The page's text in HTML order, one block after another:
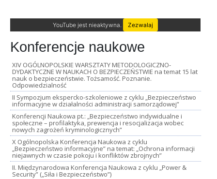
YouTube jest nieaktywna. Zezwalaj
Konferencje naukowe
XIV OGÓLNOPOLSKIE WARSZTATY METODOLOGICZNO-
DYDAKTYCZNE W NAUKACH O BEZPIECZEŃSTWIE na temat 15 lat
nauk o bezpieczeństwie. Tożsamość. Poznanie.
Odpowiedzialność
II Sympozjum ekspercko-szkoleniowe z cyklu „Bezpieczeństwo
informacyjne w działalności administracji samorządowej”
Konferencji Naukowa pt.: „Bezpieczeństwo indywidualne i
społeczne – profilaktyka, prewencja i resocjalizacja wobec
nowych zagrożeń kryminologicznych”
X Ogólnopolska Konferencja Naukowa z cyklu
„Bezpieczeństwo informacyjne” na temat: „Ochrona informacji
niejawnych w czasie pokoju i konfliktów zbrojnych”
II. Międzynarodowa Konferencja Naukowa z cyklu „Power &
Security” („Siła i Bezpieczeństwo”)